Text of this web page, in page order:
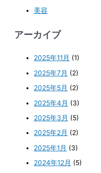
美容
アーカイブ
2025年11月 (1)
2025年7月 (2)
2025年5月 (2)
2025年4月 (3)
2025年3月 (5)
2025年2月 (2)
2025年1月 (3)
2024年12月 (5)